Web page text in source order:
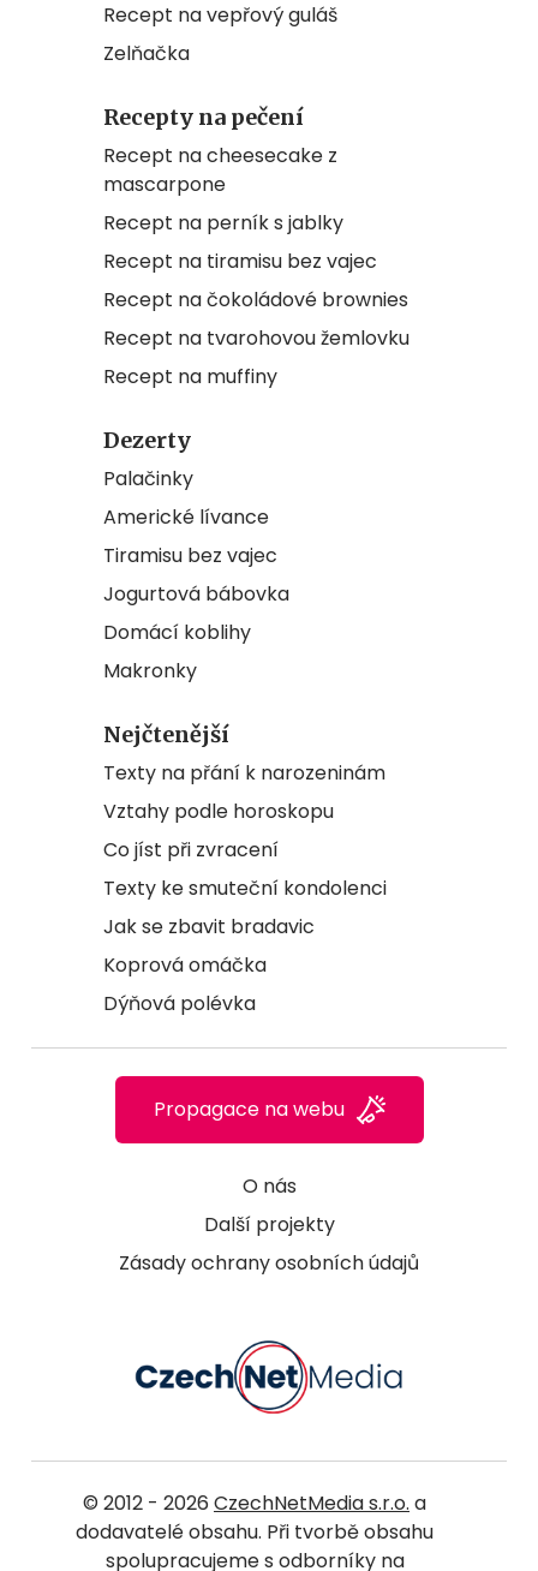
Recept na vepřový guláš
Zelňačka
Recepty na pečení
Recept na cheesecake z
mascarpone
Recept na perník s jablky
Recept na tiramisu bez vajec
Recept na čokoládové brownies
Recept na tvarohovou žemlovku
Recept na muffiny
Dezerty
Palačinky
Americké lívance
Tiramisu bez vajec
Jogurtová bábovka
Domácí koblihy
Makronky
Nejčtenější
Texty na přání k narozeninám
Vztahy podle horoskopu
Co jíst při zvracení
Texty ke smuteční kondolenci
Jak se zbavit bradavic
Koprová omáčka
Dýňová polévka
O nás
Další projekty
Zásady ochrany osobních údajů
Propagace na webu
© 2012 - 2026 CzechNetMedia s.r.o. a
dodavatelé obsahu. Při tvorbě obsahu
spolupracujeme s odborníky na